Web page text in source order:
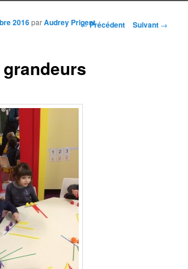
Navigation des articles
←Précédent Suivant →
2016parAudrey Prigent